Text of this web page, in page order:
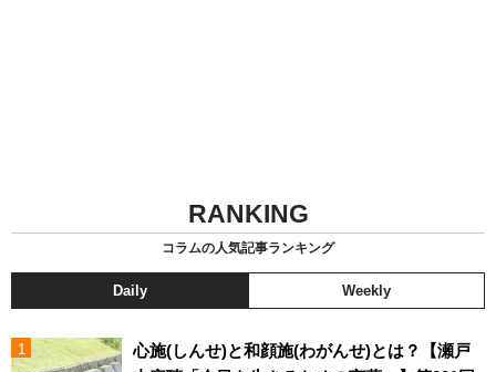
RANKING
コラムの人気記事ランキング
Daily Weekly
心施(しんせ)と和顔施(わがんせ)とは？【瀬戸